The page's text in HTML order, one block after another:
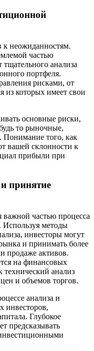
неожиданностям.
частью
анализа
портфеля.
рисками, от
из которых имеет свои
основные риски,
то рыночные,
Понимание того, как
вашей склонности к
прибыли при
принятие
частью процесса
методы
инвесторы могут
и принимать более
продаже активов.
на финансовых
технический анализ
и объемов торгов.
анализа и
инвесторов,
Глубокое
предсказывать